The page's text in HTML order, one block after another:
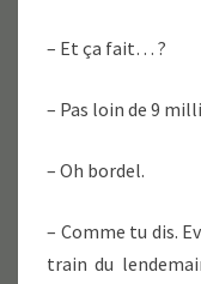
– Et ça fait… ?
– Pas loin de 9
– Oh bordel.
– Comme tu dis.
train du